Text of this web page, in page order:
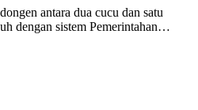
antara dua cucu dan satu
dengan sistem Pemerintahan…